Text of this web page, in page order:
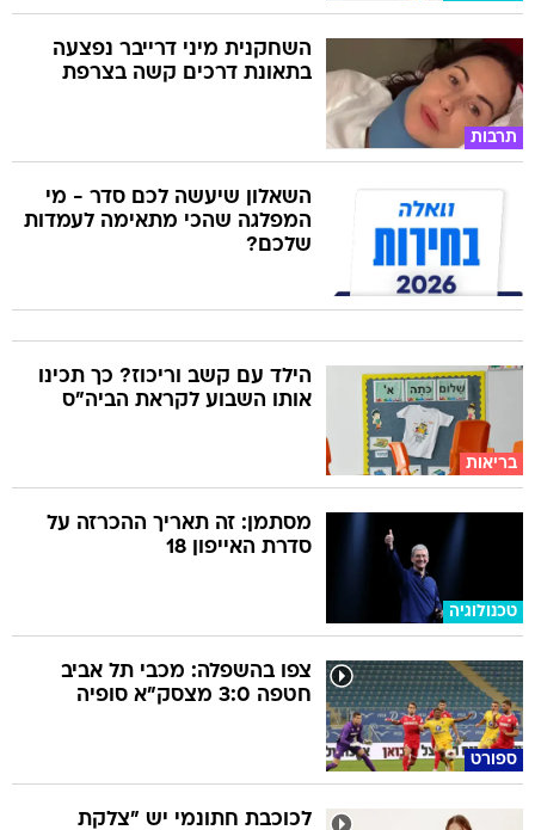
תרבות
השחקנית מיני דרייבר נפצעה
בתאונת דרכים קשה בצרפת
השאלון שיעשה לכם סדר - מי
המפלגה שהכי מתאימה לעמדות
שלכם?
בריאות
הילד עם קשב וריכוז? כך תכינו
אותו השבוע לקראת הביה"ס
טכנולוגיה
מסתמן: זה תאריך ההכרזה על
סדרת האייפון 18
ספורט
צפו בהשפלה: מכבי תל אביב
חטפה 3:0 מצסק"א סופיה
לכוכבת חתונמי יש "צלקת